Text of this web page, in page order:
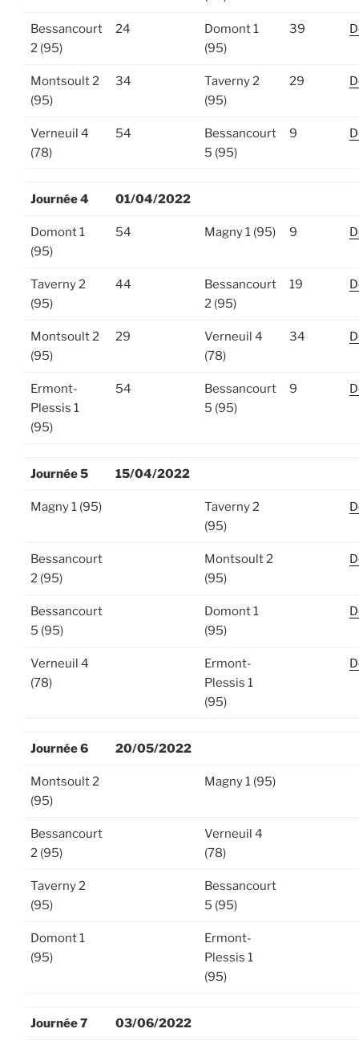
Bessancourt
2 (95)
24
Domont 1
(95)
39
Montsoult 2
(95)
34
Taverny 2
(95)
29
Verneuil 4
(78)
54
Bessancourt
5 (95)
9
Journée 4 01/04/2022
Domont 1
(95)
54 Magny 1 (95) 9
Taverny 2
(95)
44
Bessancourt
2 (95)
19
Montsoult 2
(95)
29
Verneuil 4
(78)
34
Ermont-
Plessis 1
(95)
54
Bessancourt
5 (95)
9
Journée 5 15/04/2022
Magny 1 (95)
Taverny 2
(95)
Bessancourt
2 (95)
Montsoult 2
(95)
Bessancourt
5 (95)
Domont 1
(95)
Verneuil 4
(78)
Ermont-
Plessis 1
(95)
Journée 6 20/05/2022
Montsoult 2
(95)
Magny 1 (95)
Bessancourt
2 (95)
Verneuil 4
(78)
Taverny 2
(95)
Bessancourt
5 (95)
Domont 1
(95)
Ermont-
Plessis 1
(95)
Journée 7 03/06/2022